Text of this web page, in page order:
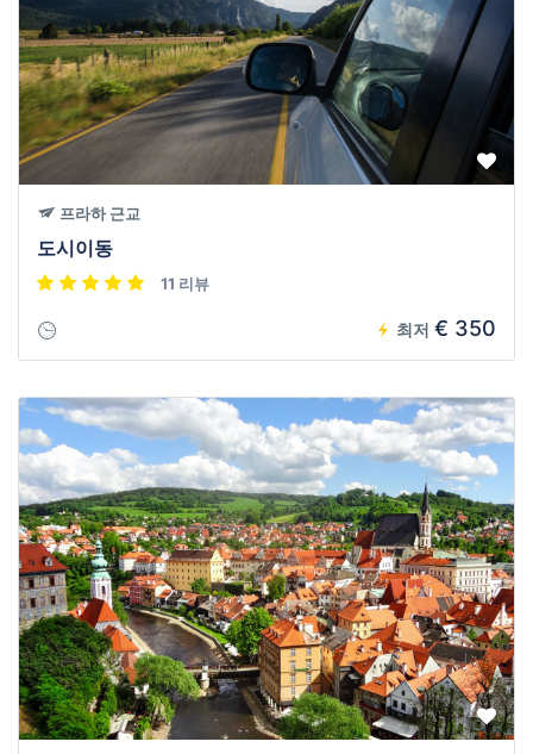
프라하 근교
도시이동
11 리뷰
최저 € 350